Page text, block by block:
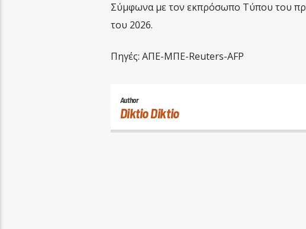
Σύμφωνα με τον εκπρόσωπο Τύπου του
του 2026.
Πηγές: ΑΠΕ-ΜΠΕ-Reuters-AFP
Author
Diktio Diktio